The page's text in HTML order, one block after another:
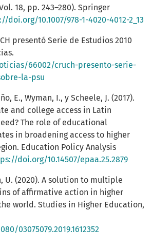
18, pp. 243–280). Springer
doi.org/10.1007/978-1-4020-4012-2_13
presentó Serie de Estudios 2010
66002/cruch-presento-serie-
la-psu
E., Wyman, I., y Scheele, J. (2017).
and college access in Latin
The role of educational
in broadening access to higher
Education Policy Analysis
doi.org/10.14507/epaa.25.2879
U. (2020). A solution to multiple
of affirmative action in higher
world. Studies in Higher Education,
03075079.2019.1612352